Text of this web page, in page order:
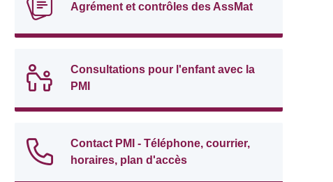
Agrément et contrôles des AssMat
Consultations pour l'enfant avec la
PMI
Contact PMI - Téléphone, courrier,
horaires, plan d'accès